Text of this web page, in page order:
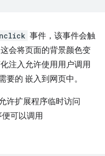
事件，该事件会触
会将页面的背景颜色变
注入允许使用用户调用
要的 嵌入到网页中。
许扩展程序临时访问
可以调用